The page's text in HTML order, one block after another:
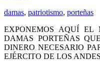
damas, patriotismo, porteñas
EXPONEMOS AQUÍ EL
DAMAS PORTEÑAS
DINERO NECESARIO
EJÉRCITO DE LOS